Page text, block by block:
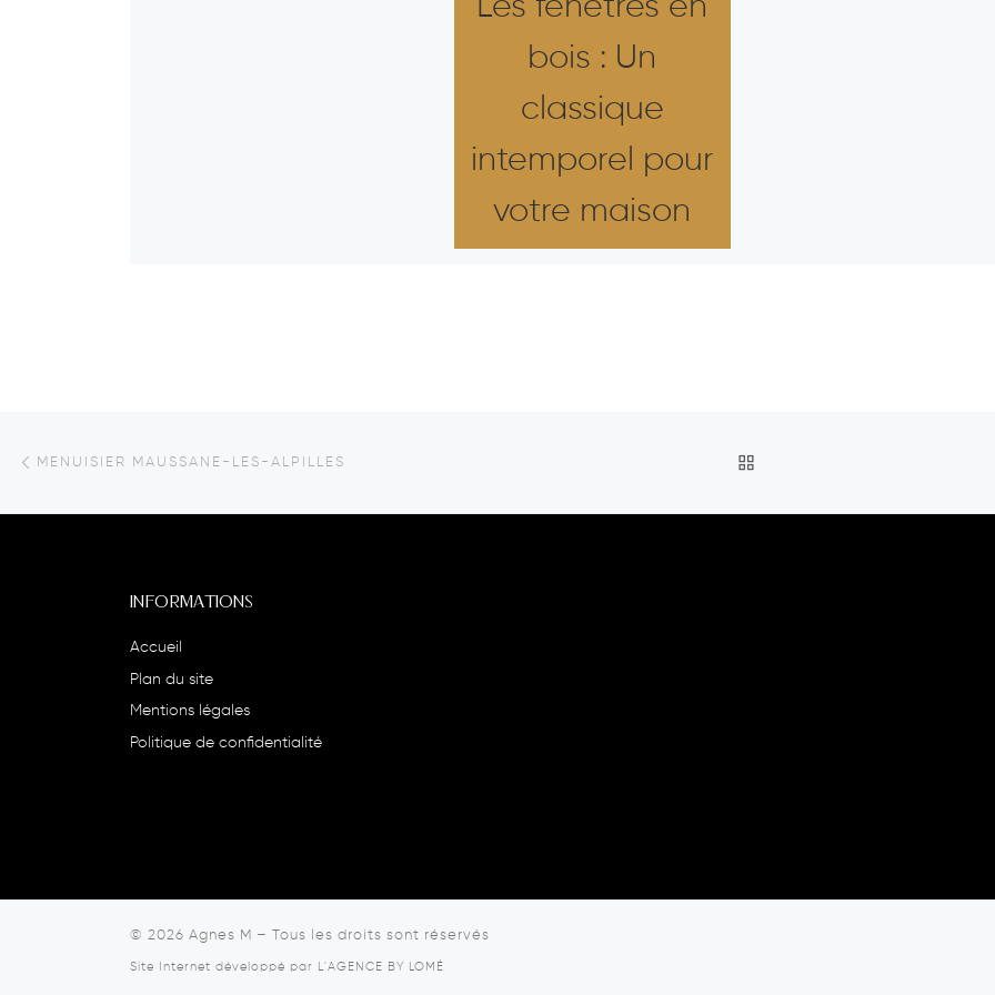
Les fenêtres en
bois : Un
classique
intemporel pour
votre maison
Parcourir les articles
MENUISIER MAUSSANE-LES-ALPILLES
INFORMATIONS
Accueil
Plan du site
Mentions légales
Politique de confidentialité
© 2026 Agnes M – Tous les droits sont réservés
Site Internet développé par L'AGENCE BY LOMÉ